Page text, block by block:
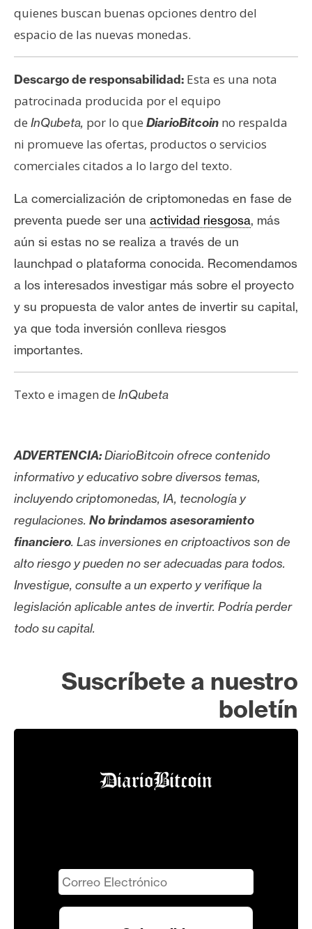
quienes buscan buenas opciones dentro del
espacio de las nuevas monedas.
Descargo de responsabilidad: Esta es una nota
patrocinada producida por el equipo
de InQubeta, por lo que DiarioBitcoin no respalda
ni promueve las ofertas, productos o servicios
comerciales citados a lo largo del texto.
La comercialización de criptomonedas en fase de
preventa puede ser una actividad riesgosa, más
aún si estas no se realiza a través de un
launchpad o plataforma conocida. Recomendamos
a los interesados investigar más sobre el proyecto
y su propuesta de valor antes de invertir su capital,
ya que toda inversión conlleva riesgos
importantes.
Texto e imagen de InQubeta
ADVERTENCIA:DiarioBitcoin ofrece contenido
informativo y educativo sobre diversos temas,
incluyendo criptomonedas, IA, tecnología y
regulaciones. No brindamos asesoramiento
financiero. Las inversiones en criptoactivos son de
alto riesgo y pueden no ser adecuadas para todos.
Investigue, consulte a un experto y verifique la
legislación aplicable antes de invertir. Podría perder
todo su capital.
Suscríbete a nuestro
boletín